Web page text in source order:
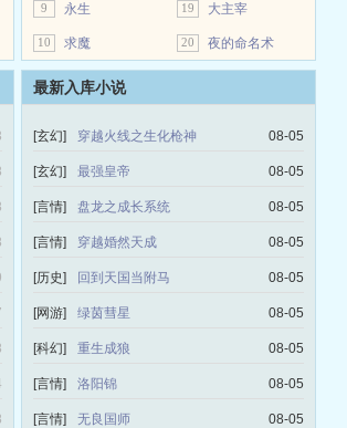
9 永生
10 求魔
19 大主宰
20 夜的命名术
最新入库小说
[玄幻] 穿越火线之生化枪神 08-05
[玄幻] 最强皇帝 08-05
[言情] 盘龙之成长系统 08-05
[言情] 穿越婚然天成 08-05
[历史] 回到天国当附马 08-05
[网游] 绿茵彗星 08-05
[科幻] 重生成狼 08-05
[言情] 洛阳锦 08-05
[言情] 无良国师 08-05